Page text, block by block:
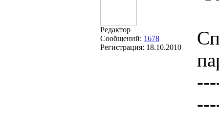
Редактор
Сообщений: 1678
Регистрация: 18.10.2010